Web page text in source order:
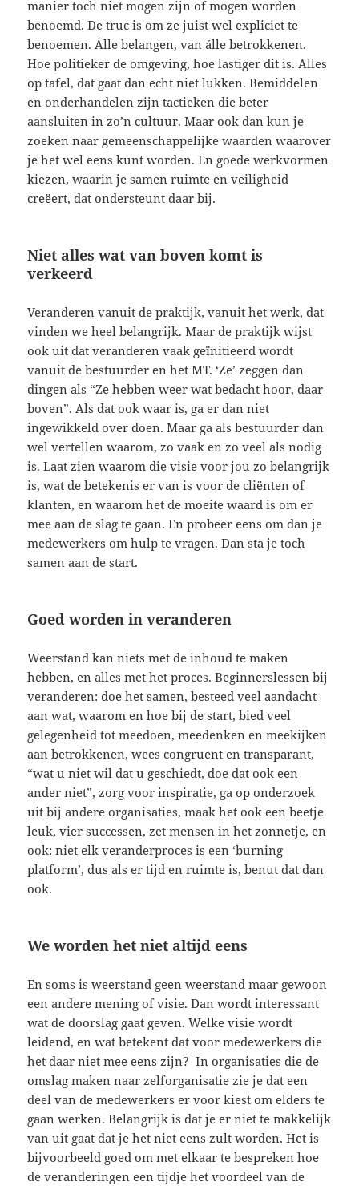
manier toch niet mogen zijn of mogen worden
benoemd. De truc is om ze juist wel expliciet te
benoemen. Álle belangen, van álle betrokkenen.
Hoe politieker de omgeving, hoe lastiger dit is. Alles
op tafel, dat gaat dan echt niet lukken. Bemiddelen
en onderhandelen zijn tactieken die beter
aansluiten in zo’n cultuur. Maar ook dan kun je
zoeken naar gemeenschappelijke waarden waarover
je het wel eens kunt worden. En goede werkvormen
kiezen, waarin je samen ruimte en veiligheid
creëert, dat ondersteunt daar bij.
Niet alles wat van boven komt is
verkeerd
Veranderen vanuit de praktijk, vanuit het werk, dat
vinden we heel belangrijk. Maar de praktijk wijst
ook uit dat veranderen vaak geïnitieerd wordt
vanuit de bestuurder en het MT. ‘Ze’ zeggen dan
dingen als “Ze hebben weer wat bedacht hoor, daar
boven”. Als dat ook waar is, ga er dan niet
ingewikkeld over doen. Maar ga als bestuurder dan
wel vertellen waarom, zo vaak en zo veel als nodig
is. Laat zien waarom die visie voor jou zo belangrijk
is, wat de betekenis er van is voor de cliënten of
klanten, en waarom het de moeite waard is om er
mee aan de slag te gaan. En probeer eens om dan je
medewerkers om hulp te vragen. Dan sta je toch
samen aan de start.
Goed worden in veranderen
Weerstand kan niets met de inhoud te maken
hebben, en alles met het proces. Beginnerslessen bij
veranderen: doe het samen, besteed veel aandacht
aan wat, waarom en hoe bij de start, bied veel
gelegenheid tot meedoen, meedenken en meekijken
aan betrokkenen, wees congruent en transparant,
“wat u niet wil dat u geschiedt, doe dat ook een
ander niet”, zorg voor inspiratie, ga op onderzoek
uit bij andere organisaties, maak het ook een beetje
leuk, vier successen, zet mensen in het zonnetje, en
ook: niet elk veranderproces is een ‘burning
platform’, dus als er tijd en ruimte is, benut dat dan
ook.
We worden het niet altijd eens
En soms is weerstand geen weerstand maar gewoon
een andere mening of visie. Dan wordt interessant
wat de doorslag gaat geven. Welke visie wordt
leidend, en wat betekent dat voor medewerkers die
het daar niet mee eens zijn? In organisaties die de
omslag maken naar zelforganisatie zie je dat een
deel van de medewerkers er voor kiest om elders te
gaan werken. Belangrijk is dat je er niet te makkelijk
van uit gaat dat je het niet eens zult worden. Het is
bijvoorbeeld goed om met elkaar te bespreken hoe
de veranderingen een tijdje het voordeel van de